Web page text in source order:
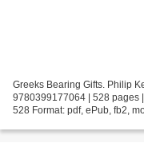
Greeks Bearing Gifts. Philip
9780399177064 | 528 pages
528 Format: pdf, ePub, fb2,